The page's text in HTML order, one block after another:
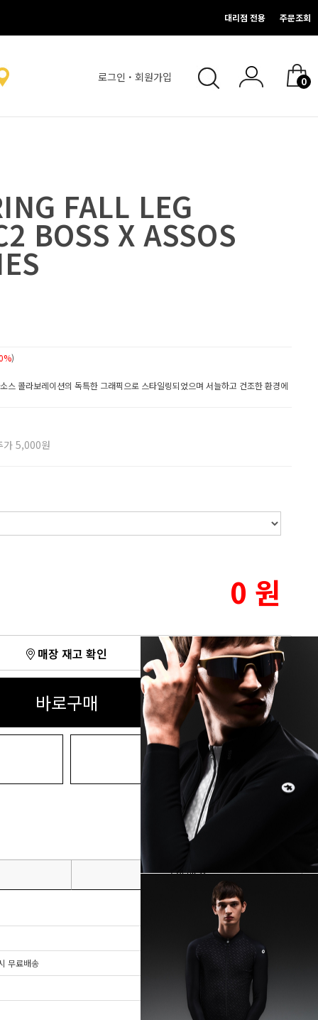
대리점 전용 주문조회
로그인 · 회원가입 0
FALL LEG
BOSS X ASSOS
)
스 콜라보레이션의 독특한 그래픽으로 스타일링되었으며 서늘하고 건조한 환경에
가 5,000원
0 원
매장 재고 확인
바로구매
관심상품
교환배송
무료배송